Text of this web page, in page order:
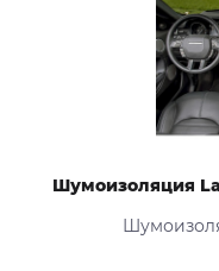
Шумоизоляция